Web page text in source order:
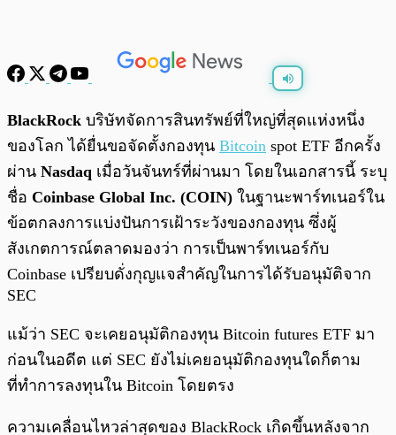
/ 0:00
BlackRock บริษัทจัดการสินทรัพย์ที่ใหญ่ที่สุดแห่งหนึ่ง
ของโลก ได้ยื่นขอจัดตั้งกองทุน Bitcoin spot ETF อีกครั้ง
ผ่าน Nasdaq เมื่อวันจันทร์ที่ผ่านมา โดยในเอกสารนี้ ระบุ
ชื่อ Coinbase Global Inc. (COIN) ในฐานะพาร์ทเนอร์ใน
ข้อตกลงการแบ่งปันการเฝ้าระวังของกองทุน ซึ่งผู้
สังเกตการณ์ตลาดมองว่า การเป็นพาร์ทเนอร์กับ
Coinbase เปรียบดั่งกุญแจสำคัญในการได้รับอนุมัติจาก
SEC
แม้ว่า SEC จะเคยอนุมัติกองทุน Bitcoin futures ETF มา
ก่อนในอดีต แต่ SEC ยังไม่เคยอนุมัติกองทุนใดก็ตาม
ที่ทำการลงทุนใน Bitcoin โดยตรง
ความเคลื่อนไหวล่าสุดของ BlackRock เกิดขึ้นหลังจาก